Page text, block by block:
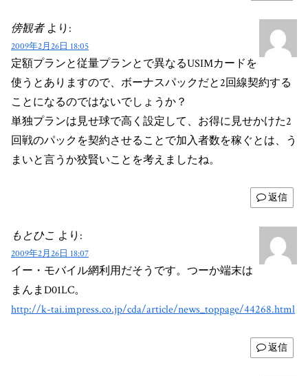
傍観者 より:
2009年2月26日 18:05
定額プランと従量プランとで異なるUSIMカードを
使うとありますので、ボーナスパックだと2回線契約する
ことになるのではないでしょうか？
単独プランは見せ球で高く設定して、お得に見せかけた2
回戦のパックを契約させることで加入者数を稼ぐとは、う
まいと言うか狡賢いことを考えましたね。
返信
もとひこ より:
2009年2月26日 18:07
イー・モバイル網利用だそうです。つーか端末は
まんまD01LC。
http://k-tai.impress.co.jp/cda/article/news_toppage/44268.html
返信